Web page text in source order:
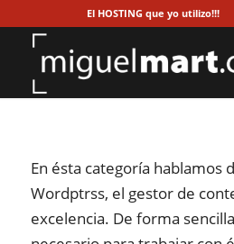
El HOSTING que yo utilizo!!!
En ésta categoría hablamos
Wordptrss, el gestor de
excelencia. De forma